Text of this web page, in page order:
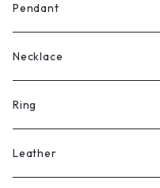
Pendant
Necklace
Ring
Leather